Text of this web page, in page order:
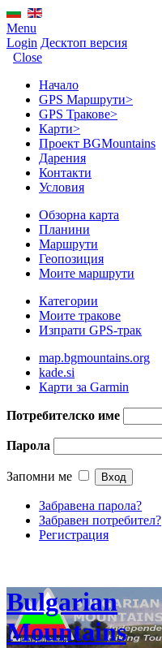
Menu
Login Десктоп версия
Close
Начало
GPS Mаршрути>
GPS Тракове>
Карти>
Проект BGMountains
Дарения
Контакти
Условия
Обзорна карта
Планини
Маршрути
Геопозиция
Моите маршрути
Категории
Моите тракове
Изпрати GPS-трак
map.bgmountains.org
kade.si
Карти за Garmin
Потребителско име
Парола
Запомни ме
Забравена парола?
Забравен потребител?
Регистрация
Bulgarian
Mountains